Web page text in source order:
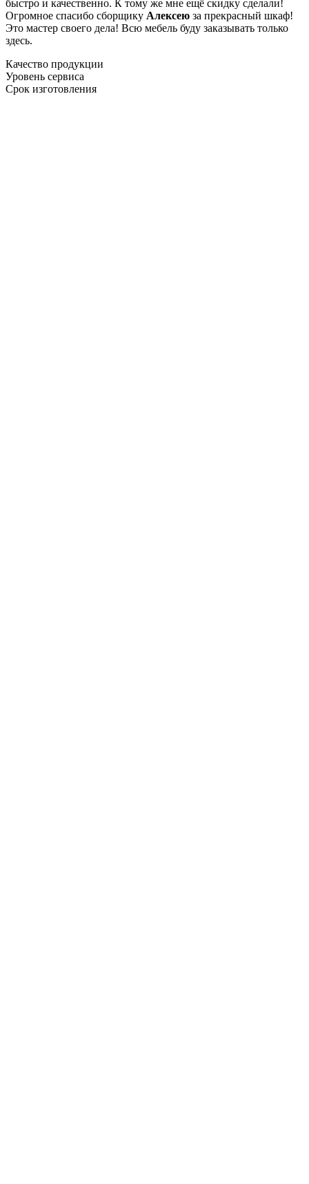
быстро и качественно. К тому же мне ещё скидку сделали!
Огромное спасибо сборщику Алексею за прекрасный шкаф!
Это мастер своего дела! Всю мебель буду заказывать только
здесь.
Качество продукции
Уровень сервиса
Срок изготовления